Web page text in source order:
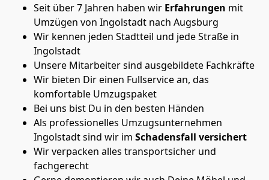
Seit über 7 Jahren haben wir Erfahrungen mit
Umzügen von Ingolstadt nach Augsburg
Wir kennen jeden Stadtteil und jede Straße in
Ingolstadt
Unsere Mitarbeiter sind ausgebildete Fachkräfte
Wir bieten Dir einen Fullservice an, das
komfortable Umzugspaket
Bei uns bist Du in den besten Händen
Als professionelles Umzugsunternehmen
Ingolstadt sind wir im Schadensfall versichert
Wir verpacken alles transportsicher und
fachgerecht